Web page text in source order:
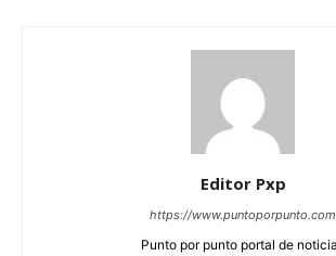
Editor Pxp
https://www.puntoporpunto.com
Punto por punto portal de